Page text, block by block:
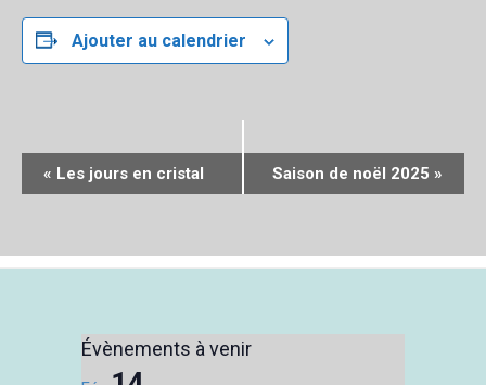
Ajouter au calendrier
a
g
« Les jours en cristal Saison de noël 2025 »
Évènements à venir